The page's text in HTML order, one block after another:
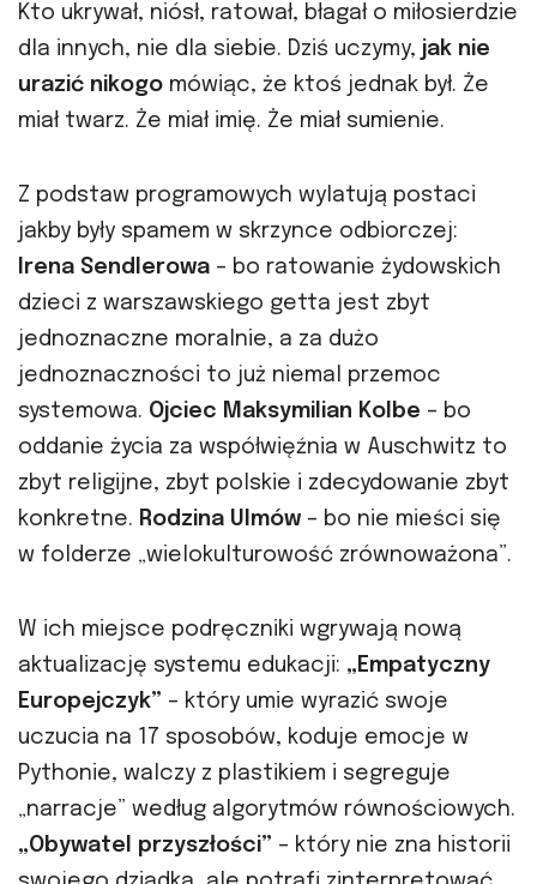
Kto ukrywał, niósł, ratował, błagał o miłosierdzie
dla innych, nie dla siebie. Dziś uczymy, jak nie
urazić nikogo mówiąc, że ktoś jednak był. Że
miał twarz. Że miał imię. Że miał sumienie.
Z podstaw programowych wylatują postaci
jakby były spamem w skrzynce odbiorczej:
Irena Sendlerowa – bo ratowanie żydowskich
dzieci z warszawskiego getta jest zbyt
jednoznaczne moralnie, a za dużo
jednoznaczności to już niemal przemoc
systemowa. Ojciec Maksymilian Kolbe – bo
oddanie życia za współwięźnia w Auschwitz to
zbyt religijne, zbyt polskie i zdecydowanie zbyt
konkretne. Rodzina Ulmów – bo nie mieści się
w folderze „wielokulturowość zrównoważona”.
W ich miejsce podręczniki wgrywają nową
aktualizację systemu edukacji: „Empatyczny
Europejczyk” – który umie wyrazić swoje
uczucia na 17 sposobów, koduje emocje w
Pythonie, walczy z plastikiem i segreguje
„narracje” według algorytmów równościowych.
„Obywatel przyszłości” – który nie zna historii